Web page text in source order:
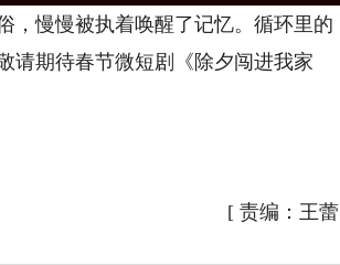
慢慢被执着唤醒了记忆。循环里的
请期待春节微短剧《除夕闯进我家
[ 责编：王蕾